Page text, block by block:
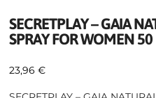
SECRETPLAY – GAIA
SPRAY FOR WOMEN
23,96€